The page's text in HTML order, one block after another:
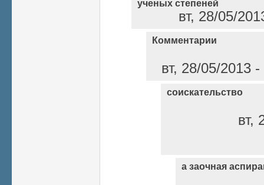
ученых степеней
вт, 28/05/
Комментарии
вт, 28/05/2013
соискательство
вт,
а заочная